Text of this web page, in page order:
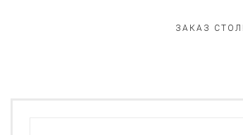
ЗАКАЗ